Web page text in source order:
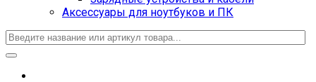
Аксессуары для ноутбуков и ПК